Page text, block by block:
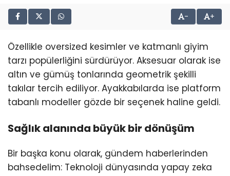
- +
Özellikle oversized kesimler ve katmanlı giyim
tarzı popülerliğini sürdürüyor. Aksesuar olarak ise
altın ve gümüş tonlarında geometrik şekilli
takılar tercih ediliyor. Ayakkabılarda ise platform
tabanlı modeller gözde bir seçenek haline geldi.
Sağlık alanında büyük bir dönüşüm
Bir başka konu olarak, gündem haberlerinden
bahsedelim: Teknoloji dünyasında yapay zeka